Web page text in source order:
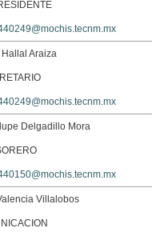
Hallal Araiza
Delgadillo Mora
Villalobos